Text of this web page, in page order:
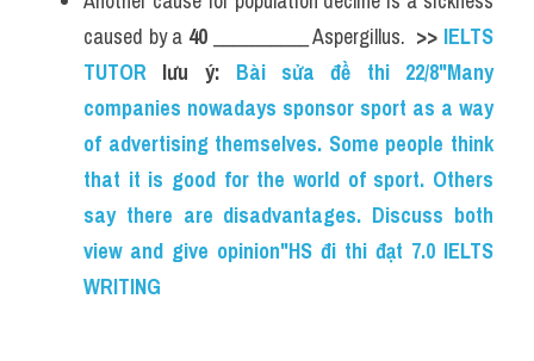
caused by a 40 __________ Aspergillus. >> IELTS
TUTOR lưu ý: Bài sửa đề thi 22/8"Many
companies nowadays sponsor sport as a way
of advertising themselves. Some people think
that it is good for the world of sport. Others
say there are disadvantages. Discuss both
view and give opinion"HS đi thi đạt 7.0 IELTS
WRITING